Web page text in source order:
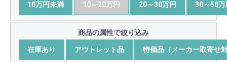
10万円未満 10～20万円 20～30万円 30～50万
商品の属性で絞り込み
在庫あり アウトレット品 特価品（メーカー取寄せ